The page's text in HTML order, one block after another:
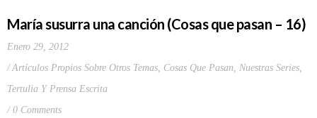
María susurra una canción (Cosas que pasan – 16)
Enero 29, 2012
Artículos Propios Sobre Otros Temas, Cosas Que Pasan, Nuestras Series,
Tertulia Y Prensa Escrita
0 Comments